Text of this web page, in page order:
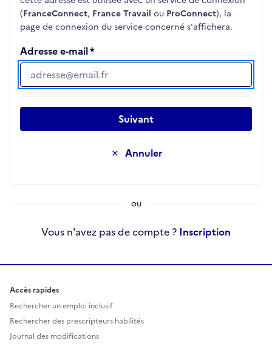
(FranceConnect, France Travail ou ProConnect), la
page de connexion du service concerné s'affichera.
Adresse e-mail
Adresse e-mail
Annuler
Suivant
Vous n'avez pas de compte ? Inscription
Accès rapides
Rechercher un emploi inclusif
Rechercher des prescripteurs habilités
Journal des modifications